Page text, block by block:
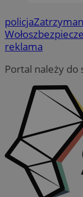
policja
Wołosz
reklama
Portal należy do